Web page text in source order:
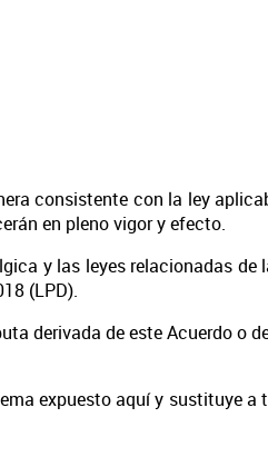
consistente con la ley
en pleno vigor y efecto.
y las leyes relacionadas de
(LPD).
derivada de este Acuerdo o
expuesto aquí y sustituye a